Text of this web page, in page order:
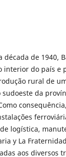
década de 1940,
interior do país e
rural de
da
logística,
y La
aos diversos